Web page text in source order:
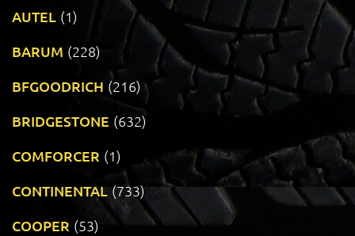
AUTEL (1)
BARUM (228)
BFGOODRICH (216)
BRIDGESTONE (632)
COMFORCER (1)
CONTINENTAL (733)
COOPER (53)